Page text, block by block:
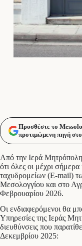
Προσθέστε το
προτιμώμενη πηγή
Από την Ιερά Μητρόπολη
ότι όλες οι μέχρι
ταχυδρομείων (E-mail)
Μεσολογγίου και στο
Φεβρουαρίου 2026.
Οι ενδιαφερόμενοι θα
Υπηρεσίες της Ιεράς
διευθύνσεις που
Δεκεμβρίου 2025: